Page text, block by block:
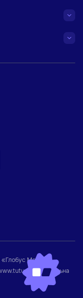
Медиа»
обязательна